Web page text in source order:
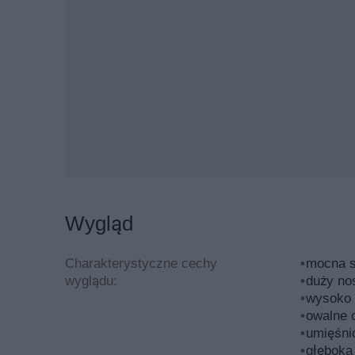
mały piesek wyróżnia się na tle innych ras.
usposobienie i żywiołowość. Według
sekcji 3 (rasy pokrewne). Psy żyją między 10, a
pielęgnacja mogą sprawić, że pies będzie żył o
Psy są nieco wyższe niż bulterier. Suczki
podobnie, jak owczarek belgijski (suczki i
Charakterystyczna jest oczywiście maść psów,
Wygląd
Charakterystyczne cechy
wyglądu:
mocna
duży
wysoko
owalne